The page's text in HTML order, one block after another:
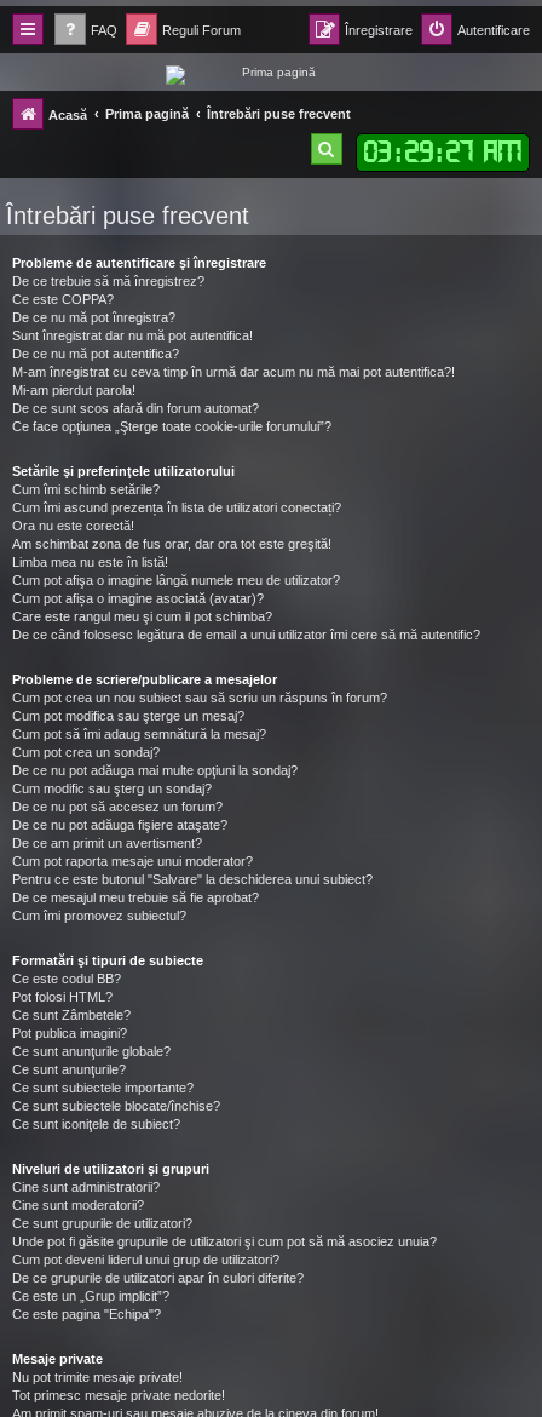
FAQ Reguli Forum Autentificare
Înregistrare
Forum Ecolomania™®
-= Idei pentru viitor =-
Acasă Prima pagină Întrebări puse frecvent
03:29:28 AM
ă
Întrebări puse frecvent
Probleme de autentificare şi înregistrare
De ce trebuie să mă înregistrez?
Ce este COPPA?
De ce nu mă pot înregistra?
Sunt înregistrat dar nu mă pot autentifica!
De ce nu mă pot autentifica?
M-am înregistrat cu ceva timp în urmă dar acum nu mă mai pot autentifica?!
Mi-am pierdut parola!
De ce sunt scos afară din forum automat?
Ce face opţiunea „Şterge toate cookie-urile forumului”?
Setările şi preferinţele utilizatorului
Cum îmi schimb setările?
Cum îmi ascund prezența în lista de utilizatori conectați?
Ora nu este corectă!
Am schimbat zona de fus orar, dar ora tot este greşită!
Limba mea nu este în listă!
Cum pot afişa o imagine lângă numele meu de utilizator?
Cum pot afișa o imagine asociată (avatar)?
Care este rangul meu şi cum il pot schimba?
De ce când folosesc legătura de email a unui utilizator îmi cere să mă autentific?
Probleme de scriere/publicare a mesajelor
Cum pot crea un nou subiect sau să scriu un răspuns în forum?
Cum pot modifica sau şterge un mesaj?
Cum pot să îmi adaug semnătură la mesaj?
Cum pot crea un sondaj?
De ce nu pot adăuga mai multe opţiuni la sondaj?
Cum modific sau şterg un sondaj?
De ce nu pot să accesez un forum?
De ce nu pot adăuga fişiere ataşate?
De ce am primit un avertisment?
Cum pot raporta mesaje unui moderator?
Pentru ce este butonul "Salvare" la deschiderea unui subiect?
De ce mesajul meu trebuie să fie aprobat?
Cum îmi promovez subiectul?
Formatări şi tipuri de subiecte
Ce este codul BB?
Pot folosi HTML?
Ce sunt Zâmbetele?
Pot publica imagini?
Ce sunt anunţurile globale?
Ce sunt anunţurile?
Ce sunt subiectele importante?
Ce sunt subiectele blocate/închise?
Ce sunt iconiţele de subiect?
Niveluri de utilizatori şi grupuri
Cine sunt administratorii?
Cine sunt moderatorii?
Ce sunt grupurile de utilizatori?
Unde pot fi găsite grupurile de utilizatori şi cum pot să mă asociez unuia?
Cum pot deveni liderul unui grup de utilizatori?
De ce grupurile de utilizatori apar în culori diferite?
Ce este un „Grup implicit”?
Ce este pagina "Echipa"?
Mesaje private
Nu pot trimite mesaje private!
Tot primesc mesaje private nedorite!
Am primit spam-uri sau mesaje abuzive de la cineva din forum!